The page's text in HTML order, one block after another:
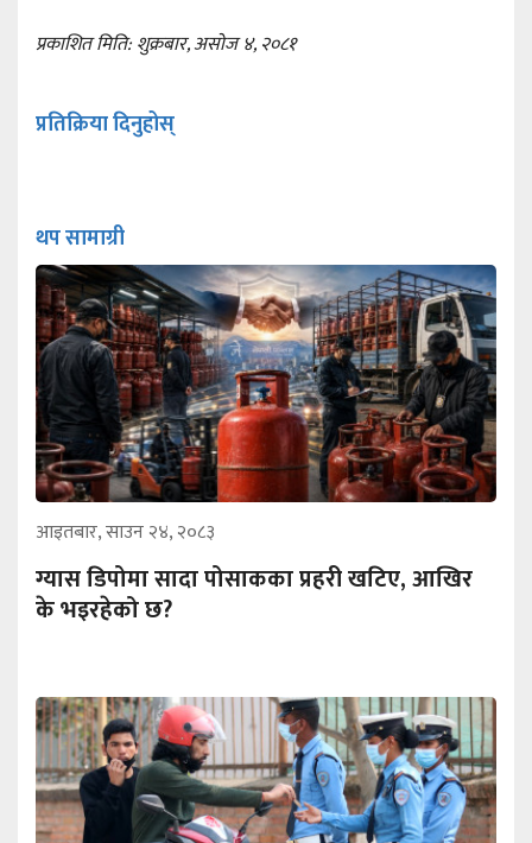
प्रकाशित मिति: शुक्रबार, असोज ४, २०८१
प्रतिक्रिया दिनुहोस्
थप सामाग्री
आइतबार, साउन २४, २०८३
ग्यास डिपोमा सादा पोसाकका प्रहरी खटिए, आखिर
के भइरहेको छ?